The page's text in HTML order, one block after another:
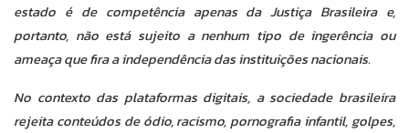
estado é de competência apenas da Justiça Brasileira e,
portanto, não está sujeito a nenhum tipo de ingerência ou
ameaça que fira a independência das instituições nacionais.
No contexto das plataformas digitais, a sociedade brasileira
rejeita conteúdos de ódio, racismo, pornografia infantil, golpes,